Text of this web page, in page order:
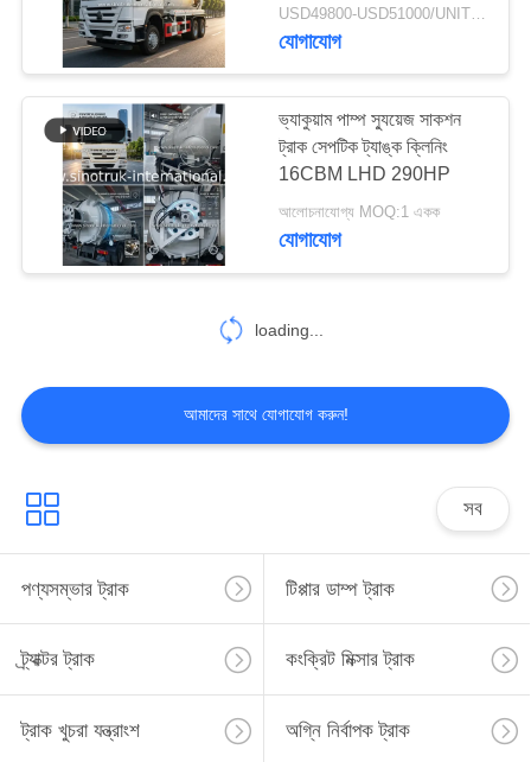
তেল ট্যাঙ্ক ট্রাক
85
বাল্ক সিমেন্ট ট্রাক
14
ফ্রিজে ট্রাক
48
USD49800-USD51000/UNIT)negotiation MOQ:1 একক
যোগাযোগ
ভ্যাকুয়াম পাম্প স্যুয়েজ সাকশন
ট্রাক সেপটিক ট্যাঙ্ক ক্লিনিং
16CBM LHD 290HP
আলোচনাযোগ্য MOQ:1 একক
যোগাযোগ
loading...
আমাদের সাথে যোগাযোগ করুন!
সব
পণ্যসম্ভার ট্রাক টিপ্পার ডাম্প ট্রাক
ট্র্যাক্টর ট্রাক কংক্রিট মিক্সার ট্রাক
ট্রাক খুচরা যন্ত্রাংশ অগ্নি নির্বাপক ট্রাক